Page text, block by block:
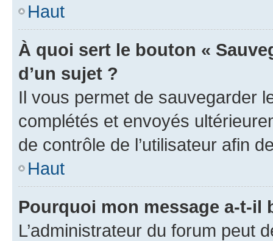
Haut
À quoi sert le bouton «
d’un sujet ?
Il vous permet de sauvegarder
complétés et envoyés
de contrôle de l’utilisateur afin
Haut
Pourquoi mon message a-t-il
L’administrateur du forum peut